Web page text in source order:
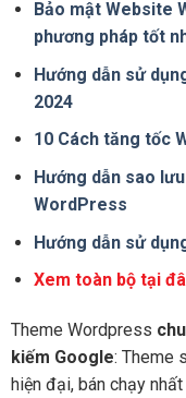
Bảo mật Website
phương pháp tốt
Hướng dẫn sử
2024
10 Cách tăng tốc
Hướng dẫn sao
WordPress
Hướng dẫn sử
Xem toàn bộ tại
Theme Wordpress
kiếm Google: Theme
hiện đại, bán chạy